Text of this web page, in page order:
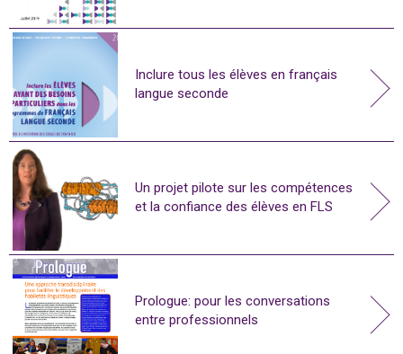
Inclure tous les élèves en français
langue seconde
Un projet pilote sur les compétences
et la confiance des élèves en FLS
Prologue: pour les conversations
entre professionnels